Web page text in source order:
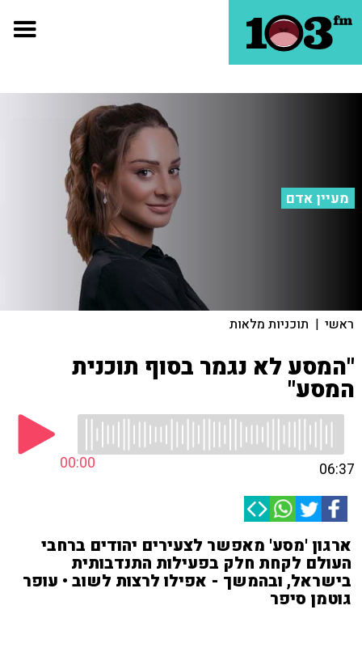
מעיין אדם
ראשי | תוכניות מלאות
"המסע לא נגמר בסוף תוכנית
המסע"
00:00 06:37
ארגון 'מסע' מאפשר לצעירים יהודים ברחבי
העולם לקחת חלק בפעילות התנדבותית
בישראל, ובהמשך - אפילו לרצות לשוב • עופר
גוטמן סיפר